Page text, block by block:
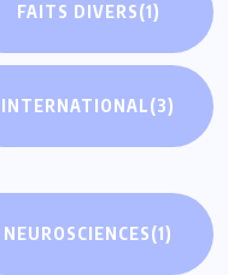
FAITS DIVERS(1)
INTERNATIONAL(3)
NEUROSCIENCES(1)